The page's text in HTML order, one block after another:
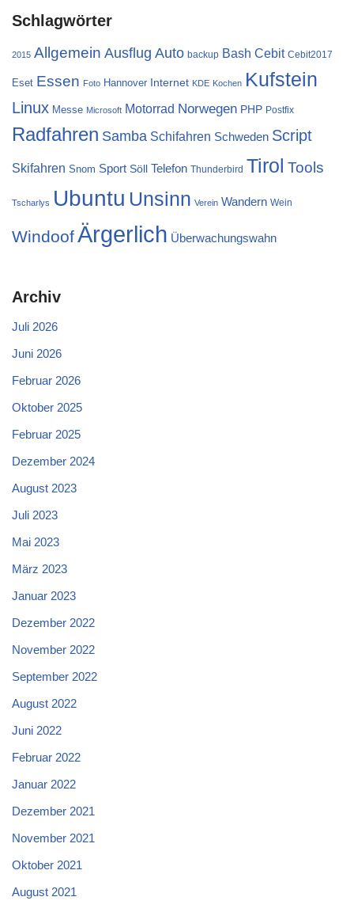
Schlagwörter
2015 Allgemein Ausflug Auto backup Bash Cebit Cebit2017
Eset Essen Foto Hannover Internet KDE Kochen Kufstein
Linux Messe Microsoft Motorrad Norwegen PHP Postfix
Radfahren Samba Schifahren Schweden Script
Skifahren Snom Sport Söll Telefon Thunderbird Tirol Tools
Tscharlys Ubuntu Unsinn Verein Wandern Wein
WindoofÄrgerlich Überwachungswahn
Archiv
Juli 2026
Juni 2026
Februar 2026
Oktober 2025
Februar 2025
Dezember 2024
August 2023
Juli 2023
Mai 2023
März 2023
Januar 2023
Dezember 2022
November 2022
September 2022
August 2022
Juni 2022
Februar 2022
Januar 2022
Dezember 2021
November 2021
Oktober 2021
August 2021